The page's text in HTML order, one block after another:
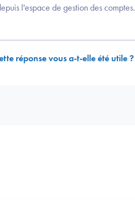
l'espace de gestion des comptes.
réponse vous a-t-elle été utile ?